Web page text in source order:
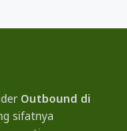
Outbound di
sifatnya